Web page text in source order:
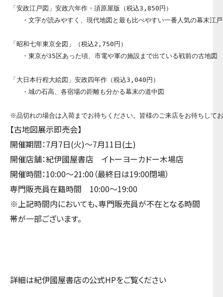
「安政江戸図」安政六年作・須原屋版（税込3,850円）
・文字が読みやすく、現代地図と最も比べやすい一番人気の幕末江
「昭和七年東京全図」（税込2,750円）
   ・東京が35区あった頃、市電や軍の施設まで出ている戦前の古地図
「大日本行程大絵図」安政四年作（税込3,040円）
   ・城の石高、各宿場の距離も分かる幕末の道中図
※品切れの場合は入荷までお待ちください。皆様のご来店をお待ちして
【古地図展示即売会】
開催期間：7月7日(火)～7月11日(土)
開催店舗：紀伊國屋書店 イトーヨーカドー木場店
開催時間：10:00～21:00（最終日は19:00閉場）
専門販売員在籍時間 10:00～19:00
※上記時間内においても、専門販売員が不在となる時間
帯が一部ございます。
詳細は紀伊國屋書店の公式HPをご覧ください